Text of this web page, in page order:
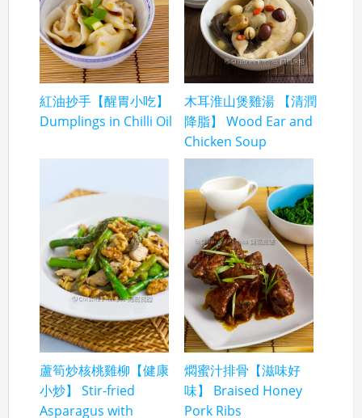
紅油抄手【醒胃小吃】
Dumplings in Chilli Oil
木耳淮山煲雞湯 【清潤
降脂】 Wood Ear and
Chicken Soup
蘆筍炒核桃雞柳【健康
小炒】 Stir-fried
Asparagus with
燜蜜汁排骨【滋味好
味】 Braised Honey
Pork Ribs